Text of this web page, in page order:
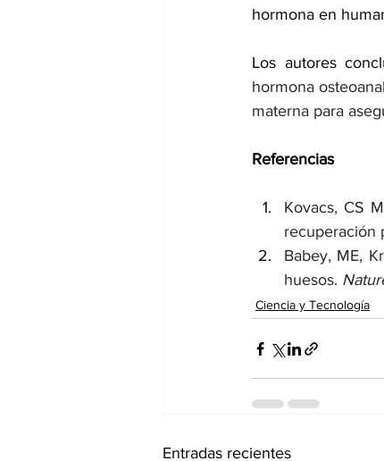
hormona en
Los autores
hormona
materna para
Referencias
Kovacs, CS
recuperación
Babey, ME,
huesos.
Ciencia y Tecnología
Entradas recientes